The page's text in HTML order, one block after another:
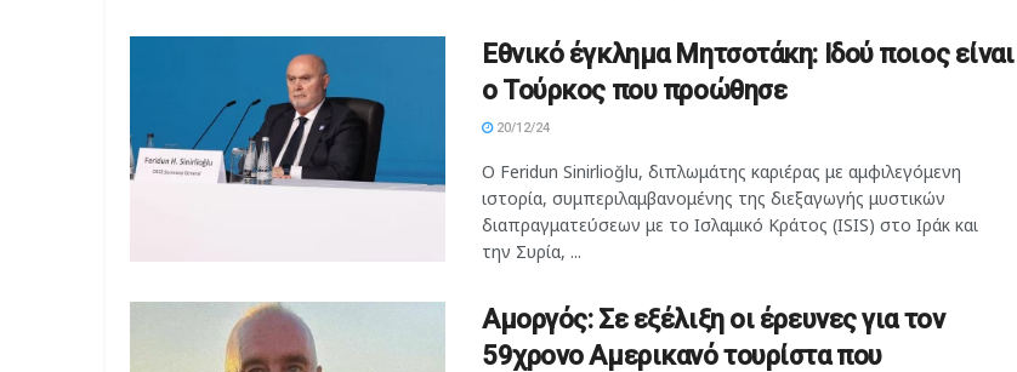
Εθνικό έγκλημα Μητσοτάκη: Ιδού ποιος είναι
ο Τούρκος που προώθησε
20/12/24
Ο Feridun Sinirlioğlu, διπλωμάτης καριέρας με αμφιλεγόμενη
ιστορία, συμπεριλαμβανομένης της διεξαγωγής μυστικών
διαπραγματεύσεων με το Ισλαμικό Κράτος (ISIS) στο Ιράκ και
την Συρία, ...
Αμοργός: Σε εξέλιξη οι έρευνες για τον
59χρονο Αμερικανό τουρίστα που